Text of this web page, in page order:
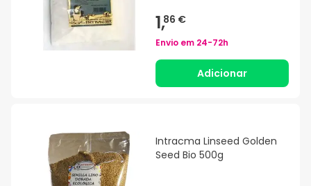
1,86 €
Envio em 24-72h
Adicionar
Intracma Linseed Golden
Seed Bio 500g